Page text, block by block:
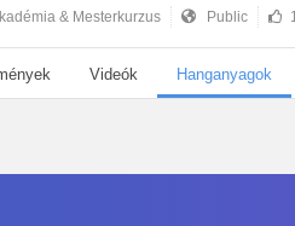
& Mesterkurzus Public
Videók Hanganyagok